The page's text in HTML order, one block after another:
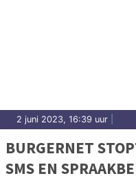
2 juni 2023, 16:39 uur
BURGERNET
SMS EN